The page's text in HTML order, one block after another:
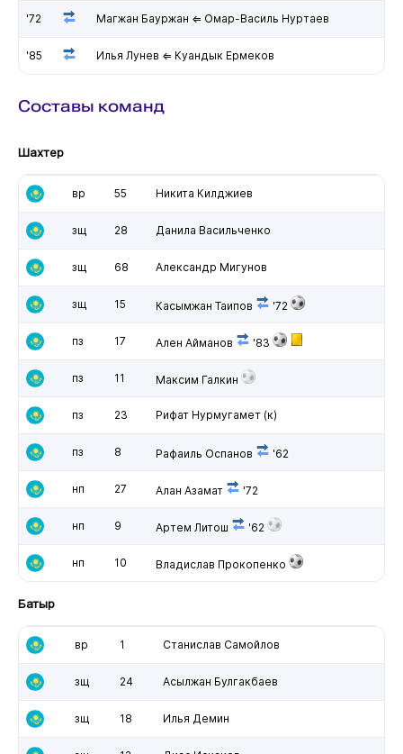
'72 Магжан Бауржан ⇐ Омар-Василь Нуртаев
'85 Илья Лунев ⇐ Куандык Ермеков
Составы команд
Шахтер
вр 55 Никита Килджиев
зщ 28 Данила Васильченко
зщ 68 Александр Мигунов
зщ 15 Касымжан Таипов '72
пз 17 Ален Айманов '83
пз 11 Максим Галкин
пз 23 Рифат Нурмугамет(к)
пз 8 Рафаиль Оспанов '62
нп 27 Алан Азамат '72
нп 9 Артем Литош '62
нп 10 Владислав Прокопенко
Батыр
вр 1 Станислав Самойлов
зщ 24 Асылжан Булгакбаев
зщ 18 Илья Демин